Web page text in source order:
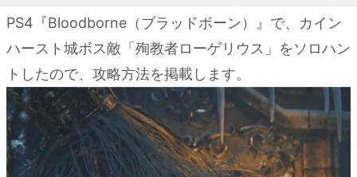
PS4『Bloodborne（ブラッドボーン）』で、カイン
ハースト城ボス敵「殉教者ローゲリウス」をソロハン
トしたので、攻略方法を掲載します。